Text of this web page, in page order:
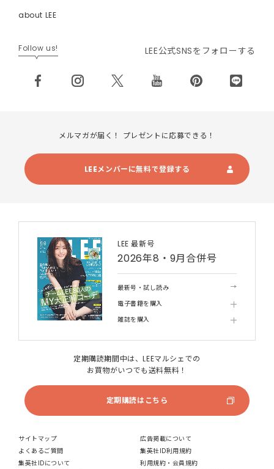
about LEE
Follow us! LEE公式SNSをフォローする
メルマガが届く！ プレゼントに応募できる！
LEEメンバーに無料で登録する
LEE 最新号
2026年8・9月合併号
最新号・試し読み
電子書籍を購入
雑誌を購入
定期購読期間中は、LEEマルシェでの
お買物がいつでも送料無料！
定期購読はこちら
サイトマップ
広告掲載について
よくあるご質問
集英社ID利用規約
集英社IDについて
利用規約・会員規約